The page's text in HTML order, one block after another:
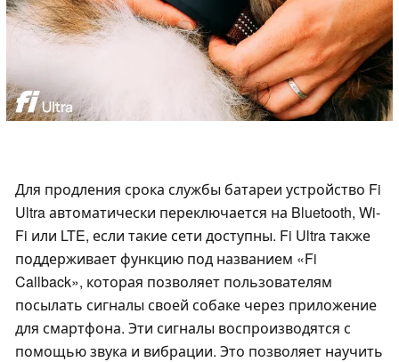
Для продления срока службы батареи устройство Fi
Ultra автоматически переключается на Bluetooth, Wi-
Fi или LTE, если такие сети доступны. Fi Ultra также
поддерживает функцию под названием «Fi
Callback», которая позволяет пользователям
посылать сигналы своей собаке через приложение
для смартфона. Эти сигналы воспроизводятся с
помощью звука и вибрации. Это позволяет научить